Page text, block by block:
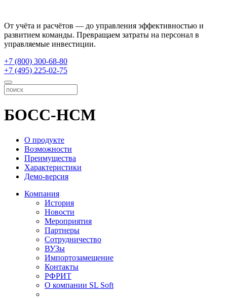
От учёта и расчётов — до управления эффективностью и
развитием команды. Превращаем затраты на персонал в
управляемые инвестиции.
+7 (800) 300-68-80
+7 (495) 225-02-75
БОСС-HCM
О продукте
Возможности
Преимущества
Характеристики
Демо-версия
Компания
История
Новости
Мероприятия
Партнеры
Сотрудничество
ВУЗы
Импортозамещение
Контакты
РФРИТ
О компании SL Soft